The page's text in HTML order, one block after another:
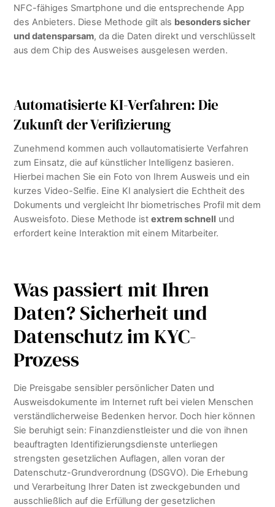
NFC-fähiges Smartphone und die entsprechende App
des Anbieters. Diese Methode gilt als besonders sicher
und datensparsam, da die Daten direkt und verschlüsselt
aus dem Chip des Ausweises ausgelesen werden.
Automatisierte KI-Verfahren: Die
Zukunft der Verifizierung
Zunehmend kommen auch vollautomatisierte Verfahren
zum Einsatz, die auf künstlicher Intelligenz basieren.
Hierbei machen Sie ein Foto von Ihrem Ausweis und ein
kurzes Video-Selfie. Eine KI analysiert die Echtheit des
Dokuments und vergleicht Ihr biometrisches Profil mit dem
Ausweisfoto. Diese Methode istextrem schnell und
erfordert keine Interaktion mit einem Mitarbeiter.
Was passiert mit Ihren
Daten? Sicherheit und
Datenschutz im KYC-
Prozess
Die Preisgabe sensibler persönlicher Daten und
Ausweisdokumente im Internet ruft bei vielen Menschen
verständlicherweise Bedenken hervor. Doch hier können
Sie beruhigt sein: Finanzdienstleister und die von ihnen
beauftragten Identifizierungsdienste unterliegen
strengsten gesetzlichen Auflagen, allen voran der
Datenschutz-Grundverordnung (DSGVO). Die Erhebung
und Verarbeitung Ihrer Daten ist zweckgebunden und
ausschließlich auf die Erfüllung der gesetzlichen